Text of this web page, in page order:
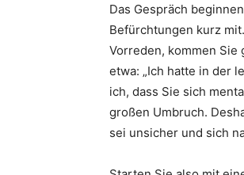
Das Gespräch
Befürchtungen kurz
Vorreden, kommen Sie
etwa: „Ich hatte in der
ich, dass Sie sich
großen Umbruch.
sei unsicher und sich